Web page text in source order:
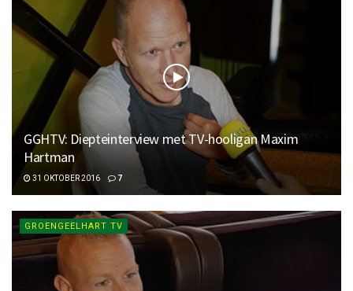
GGHTV: Diepteinterview met TV-hooligan Maxim
Hartman
31 OKTOBER 2016 7
GROENGEELHART TV